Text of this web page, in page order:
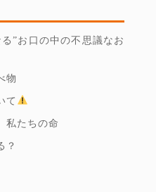
”お口の中の不思議なお
物
て
私たちの命
？